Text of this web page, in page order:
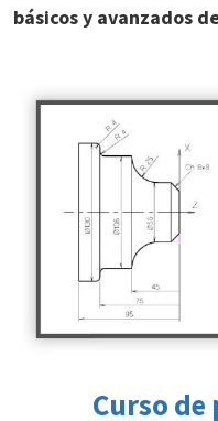
básicos y avanzados
Curso